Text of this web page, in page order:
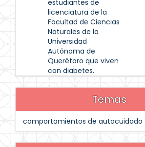
estudiantes de
licenciatura de la
Facultad de Ciencias
Naturales de la
Universidad
Autónoma de
Querétaro que viven
con diabetes.
Temas
comportamientos de autocuidado